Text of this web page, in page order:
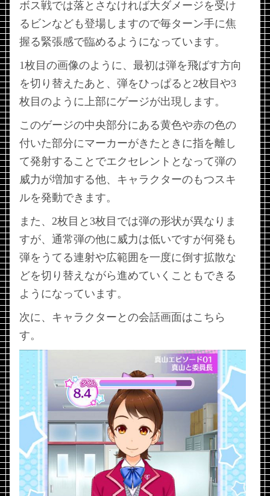
ボス戦では落とさなければ大ダメージを受け
るビンなども登場しますので毎ターン手に焦
握る緊張感で臨めるようになっています。
1枚目の画像のように、最初は弾を飛ばす方向
を切り替えたあと、弾をひっぱると2枚目や3
枚目のように上部にゲージが出現します。
このゲージの中央部分にある黄色や赤の色の
付いた部分にマーカーがきたときに指を離し
て発射することでエクセレントとなって弾の
威力が増加する他、キャラクターのもつスキ
ルを発動できます。
また、2枚目と3枚目では弾の形状が異なりま
すが、通常弾の他に威力は低いですが何発も
弾をうてる連射や広範囲を一度に倒す拡散な
どを切り替えながら進めていくこともできる
ようになっています。
次に、キャラクターとの会話画面はこちら
す。